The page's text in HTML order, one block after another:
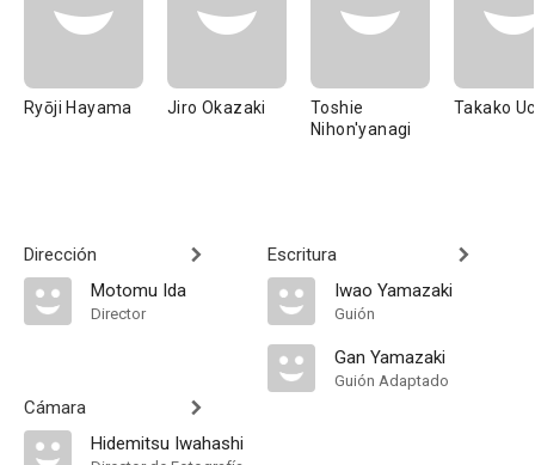
Ryōji Hayama Jiro Okazaki
Toshie
Nihon'yanagi
Takako
Dirección
Motomu Ida
Director
Cámara
Hidemitsu Iwahashi
Escritura
Iwao Yamazaki
Guión
Gan Yamazaki
Guión Adaptado